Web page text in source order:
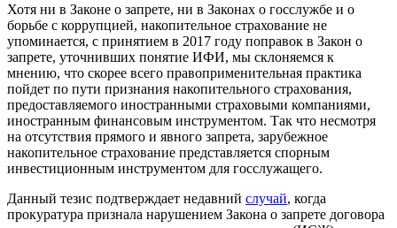
Хотя ни в Законе о запрете, ни в Законах о госслужбе и о
борьбе с коррупцией, накопительное страхование не
упоминается, с принятием в 2017 году поправок в Закон о
запрете, уточнивших понятие ИФИ, мы склоняемся к
мнению, что скорее всего правоприменительная практика
пойдет по пути признания накопительного страхования,
предоставляемого иностранными страховыми компаниями,
иностранным финансовым инструментом. Так что несмотря
на отсутствия прямого и явного запрета, зарубежное
накопительное страхование представляется спорным
инвестиционным инструментом для госслужащего.
Данный тезис подтверждает недавний случай, когда
прокуратура признала нарушением Закона о запрете договора